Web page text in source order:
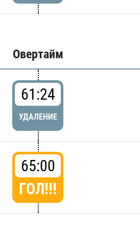
Овертайм
61:24
УДАЛЕНИЕ
65:00
ГОЛ!!!